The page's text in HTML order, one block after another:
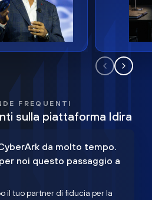
FREQUENTI
sulla piattaforma Idira
da molto tempo.
noi questo passaggio a
il tuo partner di fiducia per la